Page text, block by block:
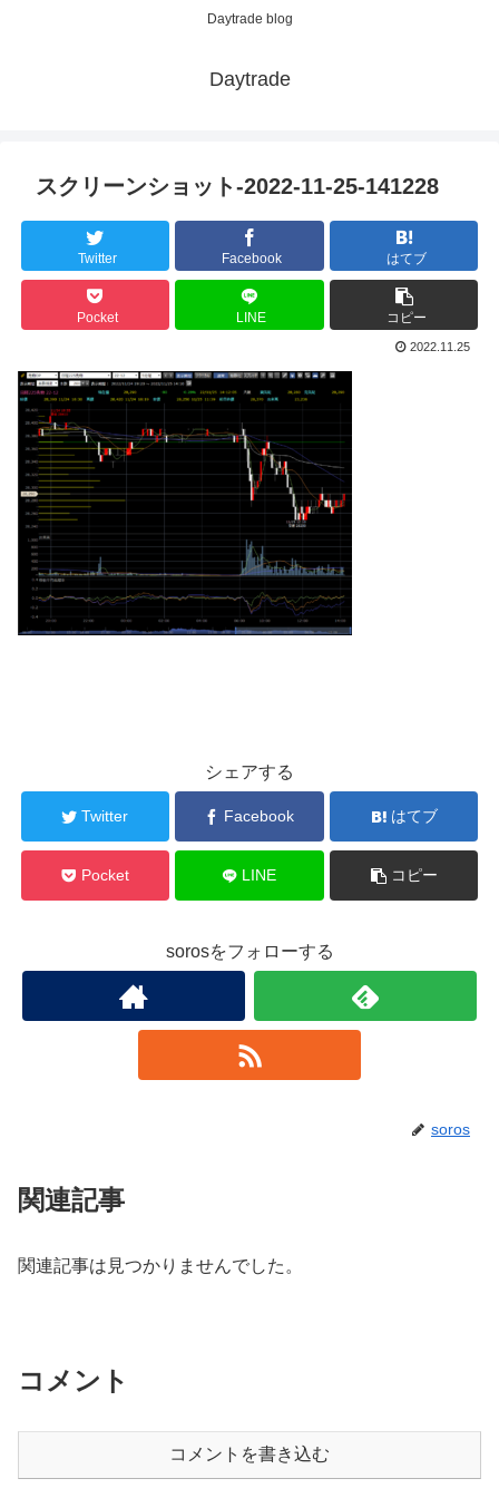
Daytrade blog
Daytrade
スクリーンショット-2022-11-25-141228
Twitter Facebook はてブ
Pocket LINE コピー
2022.11.25
シェアする
Twitter Facebook はてブ
Pocket LINE コピー
sorosをフォローする
soros
関連記事
関連記事は見つかりませんでした。
コメント
コメントを書き込む